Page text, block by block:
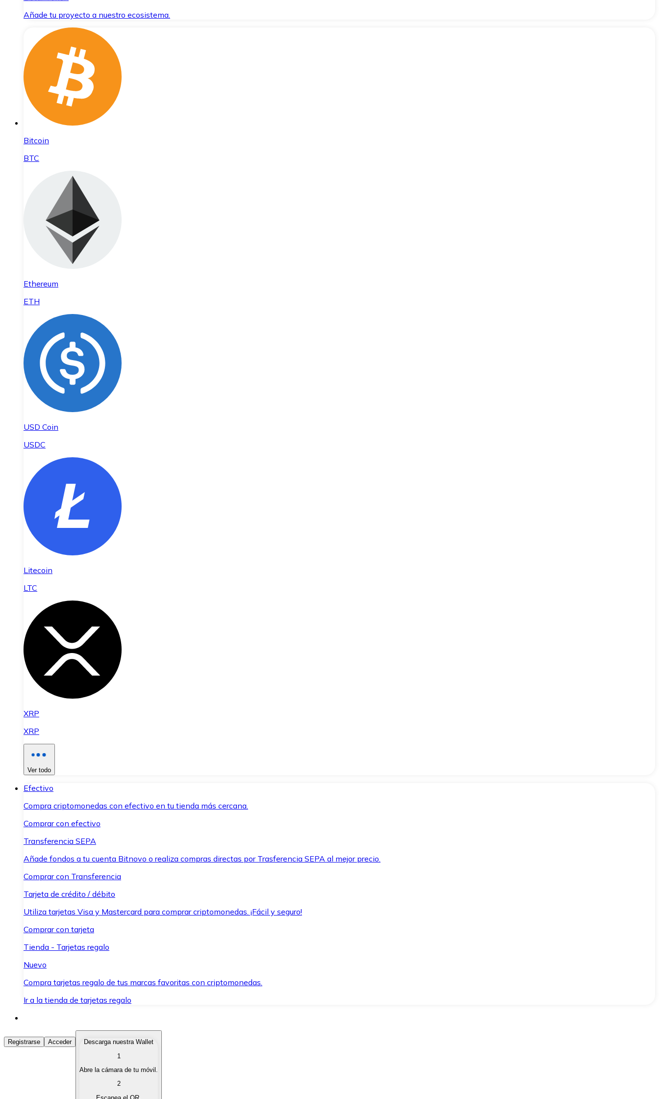
Añade tu proyecto a nuestro ecosistema.
Bitcoin
BTC
Ethereum
ETH
USD Coin
USDC
Litecoin
LTC
XRP
XRP
Ver todo
Efectivo
Compra criptomonedas con efectivo en tu tienda más cercana.
Comprar con efectivo
Transferencia SEPA
Añade fondos a tu cuenta Bitnovo o realiza compras directas por Trasferencia SEPA al mejor precio.
Comprar con Transferencia
Tarjeta de crédito / débito
Utiliza tarjetas Visa y Mastercard para comprar criptomonedas. ¡Fácil y seguro!
Comprar con tarjeta
Tienda - Tarjetas regalo
Nuevo
Compra tarjetas regalo de tus marcas favoritas con criptomonedas.
Ir a la tienda de tarjetas regalo
Comprar Criptomonedas
Compra criptomonedas con diferentes métodos de pago.
Vende tus criptomonedas de forma rápida y segura.
Registrarse Acceder
Descarga nuestra Wallet
1
Abre la cámara de tu móvil.
2